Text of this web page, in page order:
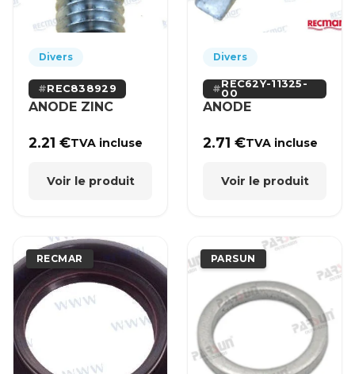
Divers
REC838929
ANODE ZINC
2.21€TVA incluse
Voir le produit
Divers
REC62Y-11325-
00
ANODE
2.71€TVA incluse
Voir le produit
RECMAR PARSUN